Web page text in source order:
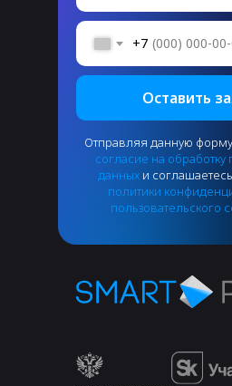
+7
Оставить
Отправляя данную
согласие на
данныхи
политики
пользовательского